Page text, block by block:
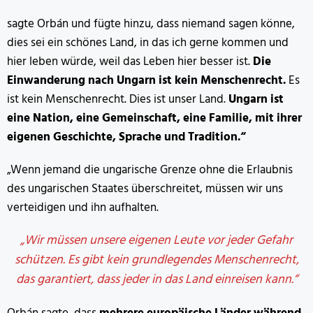
sagte Orbán und fügte hinzu, dass niemand sagen könne,
dies sei ein schönes Land, in das ich gerne kommen und
hier leben würde, weil das Leben hier besser ist.Die
Einwanderung nach Ungarn ist kein Menschenrecht.Es
ist kein Menschenrecht. Dies ist unser Land.Ungarn ist
eine Nation, eine Gemeinschaft, eine Familie, mit ihrer
eigenen Geschichte, Sprache und Tradition.“
„Wenn jemand die ungarische Grenze ohne die Erlaubnis
des ungarischen Staates überschreitet, müssen wir uns
verteidigen und ihn aufhalten.
„Wir müssen unsere eigenen Leute vor jeder Gefahr
schützen. Es gibt kein grundlegendes Menschenrecht,
das garantiert, dass jeder in das Land einreisen kann.“